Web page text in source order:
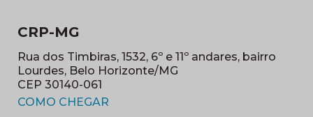
CRP-MG
Rua dos Timbiras, 1532, 6º e 11º andares, bairro
Lourdes, Belo Horizonte/MG
CEP 30140-061
COMO CHEGAR